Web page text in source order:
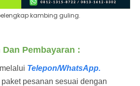
kambing guling.
Pembayaran :
Telepon/WhatsApp.
pesanan sesuai dengan